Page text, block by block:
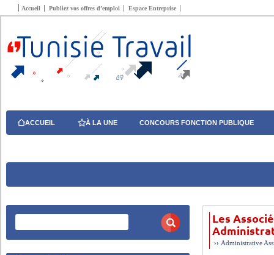
Accueil Publiez vos offres d’emploi Espace Entreprise
ACCUEIL À LA UNE CONCOURS FONCTION PUBLIQUE
Les
›› Administrative